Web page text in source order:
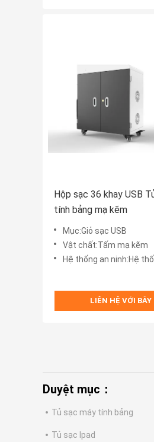
Hộp sạc 36 khay USB
tính bảng mạ kẽm
Mục:Giỏ sạc USB
Vật chất:Tấm mạ kẽm
Hệ thống an ninh:Hệ thống
LIÊN HỆ VỚI BÂY
Duyệt mục：
Tủ sạc máy tính bảng
Tủ sạc Ipad